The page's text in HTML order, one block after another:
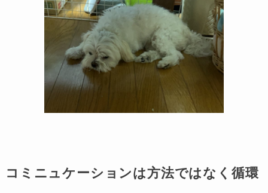
コミニュケーションは方法ではなく循環